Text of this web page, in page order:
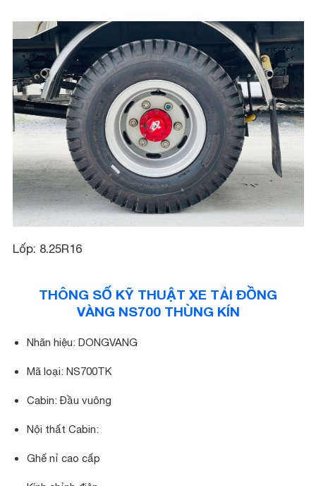
Lốp: 8.25R16
THÔNG SỐ KỸ THUẬT XE TẢI ĐỒNG
VÀNG NS700 THÙNG KÍN
Nhãn hiệu: DONGVANG
Mã loại: NS700TK
Cabin: Đầu vuông
Nội thất Cabin:
Ghế nỉ cao cấp